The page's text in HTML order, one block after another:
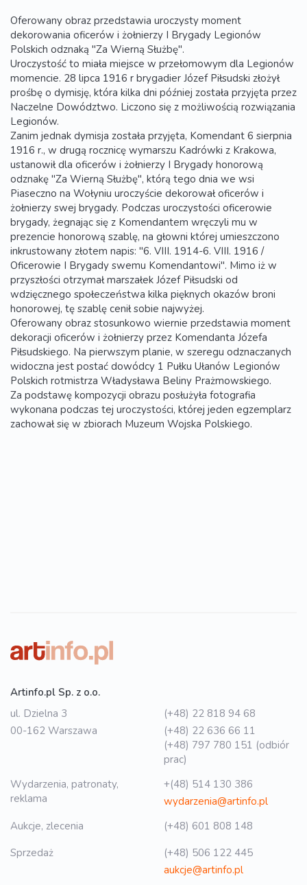
Oferowany obraz przedstawia uroczysty moment
dekorowania oficerów i żołnierzy I Brygady Legionów
Polskich odznaką "Za Wierną Służbę".
Uroczystość to miała miejsce w przełomowym dla Legionów
momencie. 28 lipca 1916 r brygadier Józef Piłsudski złożył
prośbę o dymisję, która kilka dni później została przyjęta przez
Naczelne Dowództwo. Liczono się z możliwością rozwiązania
Legionów.
Zanim jednak dymisja została przyjęta, Komendant 6 sierpnia
1916 r., w drugą rocznicę wymarszu Kadrówki z Krakowa,
ustanowił dla oficerów i żołnierzy I Brygady honorową
odznakę "Za Wierną Służbę", którą tego dnia we wsi
Piaseczno na Wołyniu uroczyście dekorował oficerów i
żołnierzy swej brygady. Podczas uroczystości oficerowie
brygady, żegnając się z Komendantem wręczyli mu w
prezencie honorową szablę, na głowni której umieszczono
inkrustowany złotem napis: "6. VIII. 1914-6. VIII. 1916 /
Oficerowie I Brygady swemu Komendantowi". Mimo iż w
przyszłości otrzymał marszałek Józef Piłsudski od
wdzięcznego społeczeństwa kilka pięknych okazów broni
honorowej, tę szablę cenił sobie najwyżej.
Oferowany obraz stosunkowo wiernie przedstawia moment
dekoracji oficerów i żołnierzy przez Komendanta Józefa
Piłsudskiego. Na pierwszym planie, w szeregu odznaczanych
widoczna jest postać dowódcy 1 Pułku Ułanów Legionów
Polskich rotmistrza Władysława Beliny Prażmowskiego.
Za podstawę kompozycji obrazu posłużyła fotografia
wykonana podczas tej uroczystości, której jeden egzemplarz
zachował się w zbiorach Muzeum Wojska Polskiego.
Artinfo.pl Sp. z o.o.
ul. Dzielna 3
00-162 Warszawa
(+48) 22 818 94 68
(+48) 22 636 66 11
(+48) 797 780 151 (odbiór
prac)
Wydarzenia, patronaty,
reklama
+(48) 514 130 386
wydarzenia@artinfo.pl
Aukcje, zlecenia
(+48) 601 808 148
Sprzedaż
(+48) 506 122 445
aukcje@artinfo.pl